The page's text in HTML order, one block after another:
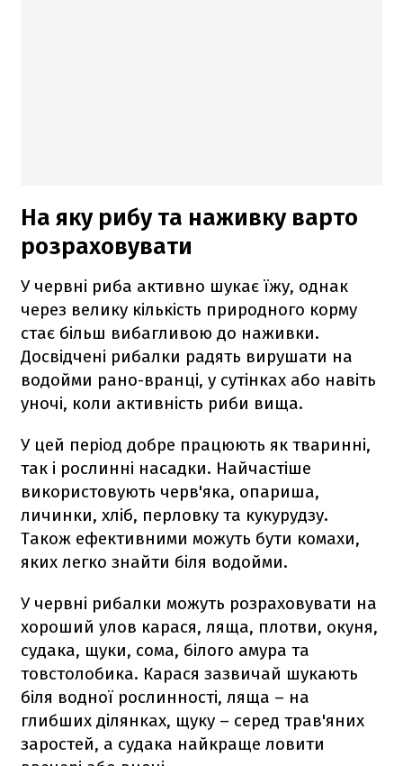
На яку рибу та наживку варто
розраховувати
У червні риба активно шукає їжу, однак
через велику кількість природного корму
стає більш вибагливою до наживки.
Досвідчені рибалки радять вирушати на
водойми рано-вранці, у сутінках або навіть
уночі, коли активність риби вища.
У цей період добре працюють як тваринні,
так і рослинні насадки. Найчастіше
використовують черв'яка, опариша,
личинки, хліб, перловку та кукурудзу.
Також ефективними можуть бути комахи,
яких легко знайти біля водойми.
У червні рибалки можуть розраховувати на
хороший улов карася, ляща, плотви, окуня,
судака, щуки, сома, білого амура та
товстолобика. Карася зазвичай шукають
біля водної рослинності, ляща – на
глибших ділянках, щуку – серед трав'яних
заростей, а судака найкраще ловити